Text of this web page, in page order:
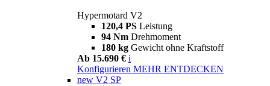
Hypermotard V2
120,4 PS Leistung
94 Nm Drehmoment
180 kg Gewicht ohne Kraftstoff
Ab 15.690 € i
Konfigurieren MEHR ENTDECKEN
new V2 SP